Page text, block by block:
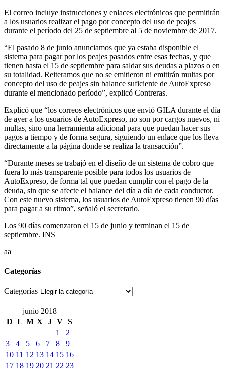
El correo incluye instrucciones y enlaces electrónicos que permitirán
a los usuarios realizar el pago por concepto del uso de peajes
durante el período del 25 de septiembre al 5 de noviembre de 2017.
“El pasado 8 de junio anunciamos que ya estaba disponible el
sistema para pagar por los peajes pasados entre esas fechas, y que
tienen hasta el 15 de septiembre para saldar sus deudas a plazos o en
su totalidad. Reiteramos que no se emitieron ni emitirán multas por
concepto del uso de peajes sin balance suficiente de AutoExpreso
durante el mencionado período”, explicó Contreras.
Explicó que “los correos electrónicos que envió GILA durante el día
de ayer a los usuarios de AutoExpreso, no son por cargos nuevos, ni
multas, sino una herramienta adicional para que puedan hacer sus
pagos a tiempo y de forma segura, siguiendo un enlace que los lleva
directamente a la página donde se realiza la transacción”.
“Durante meses se trabajó en el diseño de un sistema de cobro que
fuera lo más transparente posible para todos los usuarios de
AutoExpreso, de forma tal que puedan cumplir con el pago de la
deuda, sin que se afecte el balance del día a día de cada conductor.
Con este nuevo sistema, los usuarios de AutoExpreso tienen 90 días
para pagar a su ritmo”, señaló el secretario.
Los 90 días comenzaron el 15 de junio y terminan el 15 de
septiembre. INS
aa
Categorías
Categorías
junio 2018
D L M X J V S
1
2
3
4 5 6 7 8
9
10 11 12 13 14 15 16
17 18 19 20 21 22 23